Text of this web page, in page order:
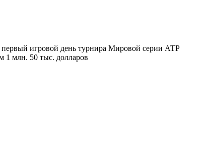
игровой день турнира Мировой серии АТР
1 млн. 50 тыс. долларов